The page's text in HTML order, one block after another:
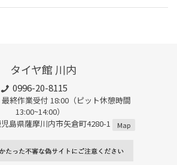
タイヤ館 川内
0996-20-8115
終作業受付 18:00（ピット休憩時間
13:00~14:00）
島県薩摩川内市矢倉町4280-1
Map